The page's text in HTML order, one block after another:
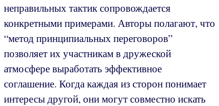
неправильных тактик сопровождается
конкретными примерами. Авторы полагают, что
“метод принципиальных переговоров”
позволяет их участникам в дружеской
атмосфере выработать эффективное
соглашение. Когда каждая из сторон понимает
интересы другой, они могут совместно искать